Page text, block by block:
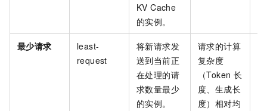
KV Cache
的实例。
最少请求
least-
request
将新请求发
送到当前正
在处理的请
求数量最少
的实例。
请求的计算
复杂度
（Token 长
度、生成长
度）相对均